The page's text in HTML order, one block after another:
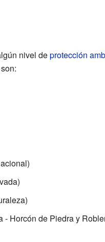
nivel deprotección
Horcón de Piedra y